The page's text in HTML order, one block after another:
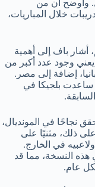
وأوضح أن من
خلال المباريات،
أشار باف إلى أهمية
الآن 48 منتخبًا، مما يعني وجود عدد أكبر من
إضافة إلى مصر.
ساعدت بلجيكا في
نجاحًا في المونديال،
ذلك، مثنيًا على
في الخارج.
هذه النسخة، مما قد
عام.